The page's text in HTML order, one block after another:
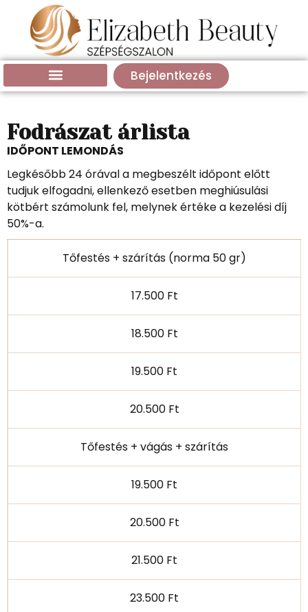
Bejelentkezés
Fodrászat árlista
IDŐPONT LEMONDÁS
Legkésőbb 24 órával a megbeszélt időpont előtt
tudjuk elfogadni, ellenkező esetben meghiúsulási
kötbért számolunk fel, melynek értéke a kezelési díj
50%-a.
Tőfestés + szárítás (norma 50 gr)
17.500 Ft
18.500 Ft
19.500 Ft
20.500 Ft
Tőfestés + vágás + szárítás
19.500 Ft
20.500 Ft
21.500 Ft
23.500 Ft